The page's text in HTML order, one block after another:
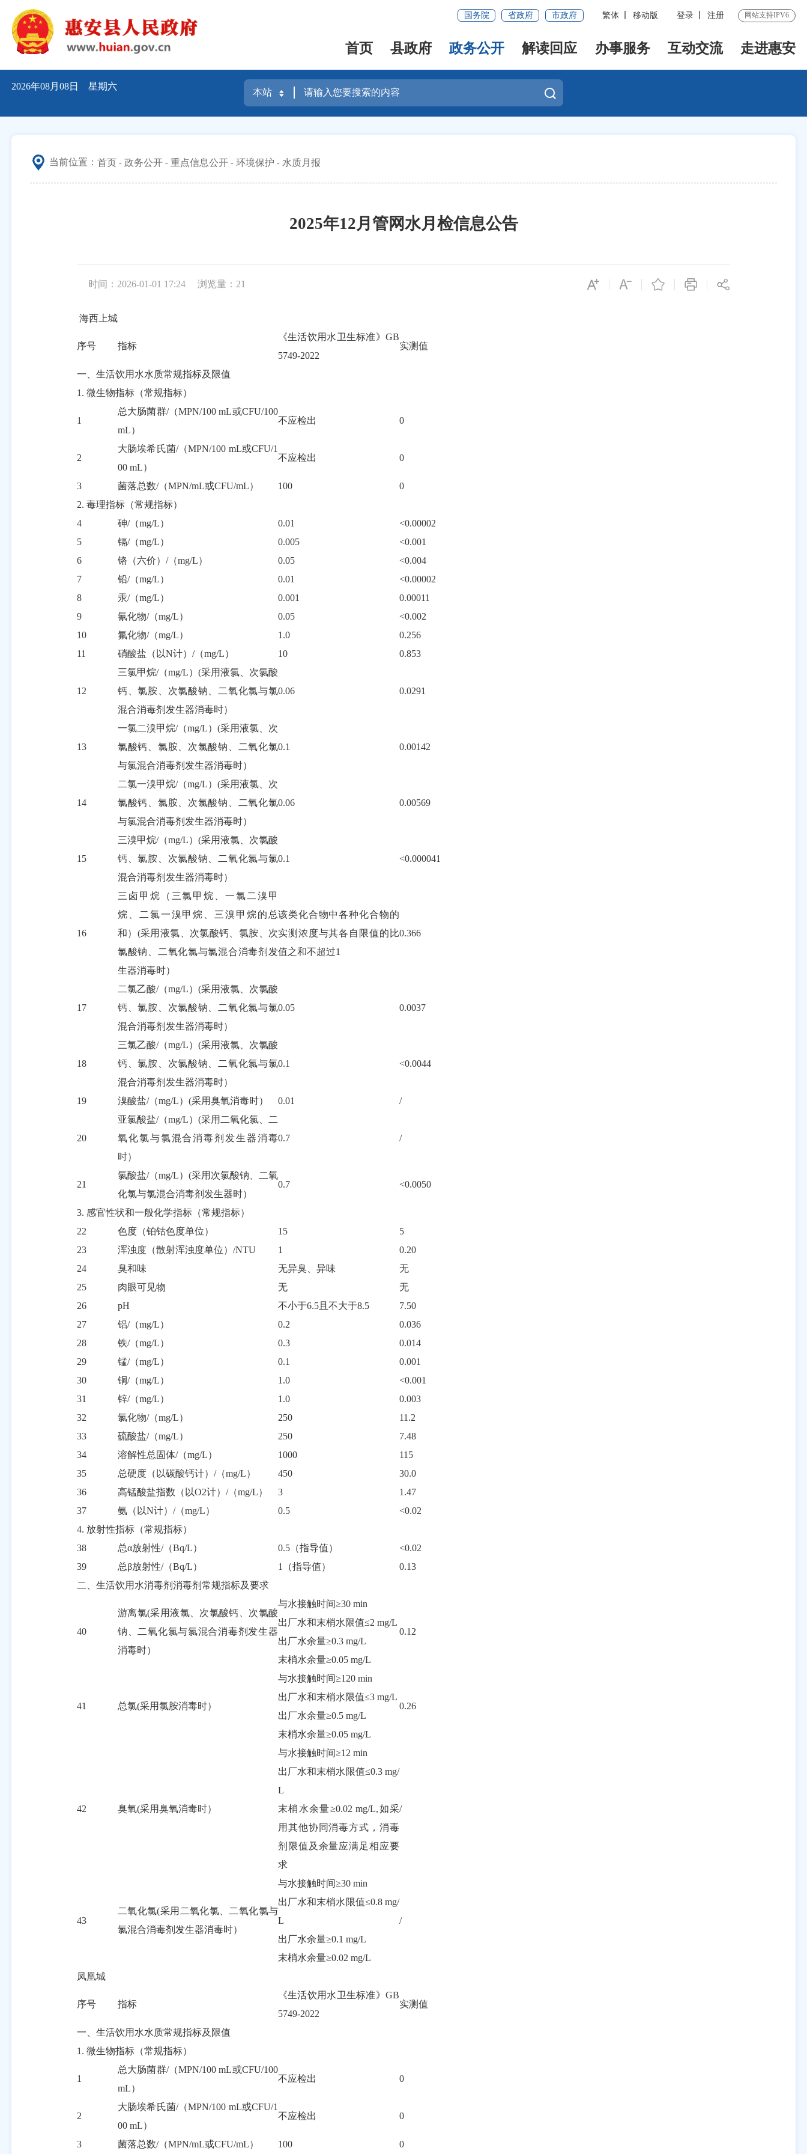
国务院 省政府 市政府 繁体 移动版 登录 注册 网站支持IPV6
首页 县政府 政务公开 解读回应 办事服务 互动交流 走进惠安
2026年08月08日 星期六
当前位置： 首页 政务公开 重点信息公开 环境保护 水质月报
2025年12月管网水月检信息公告
时间：2026-01-01 17:24 浏览量： 21
海西上城
序号 指标
《生活饮用水卫生标准》 GB
5749-2022
实测值
一、生活饮用水水质常规指标及限值
1. 微生物指标（常规指标）
1
总大肠菌群/（MPN/100 mL或CFU/100
mL）
不应检出 0
2
大肠埃希氏菌/（MPN/100 mL或CFU/1
00 mL）
不应检出 0
3 菌落总数/（MPN/mL或CFU/mL） 100
0
2. 毒理指标（常规指标）
4
砷/（mg/L） 0.01
<0.00002
5
镉/（mg/L） 0.005
<0.001
6
铬（六价） /（mg/L） 0.05
<0.004
7
铅/（mg/L） 0.01
<0.00002
8
汞/（mg/L） 0.001
0.00011
9
氰化物/（mg/L） 0.05
<0.002
10
氟化物/（mg/L） 1.0
0.256
11
硝酸盐（以N计） /（mg/L） 10 0.853
12
三氯甲烷/（mg/L） (采用液氯、次氯酸
钙、氯胺、次氯酸钠、二氧化氯与氯
混合消毒剂发生器消毒时）
0.06 0.0291
13
一氯二溴甲烷/（mg/L） (采用液氯、次
氯酸钙、氯胺、次氯酸钠、二氧化氯
与氯混合消毒剂发生器消毒时）
0.1 0.00142
14
二氯一溴甲烷/（mg/L） (采用液氯、次
氯酸钙、氯胺、次氯酸钠、二氧化氯
与氯混合消毒剂发生器消毒时）
0.06 0.00569
15
三溴甲烷/（mg/L） (采用液氯、次氯酸
钙、氯胺、次氯酸钠、二氧化氯与氯
混合消毒剂发生器消毒时）
0.1 <0.000041
16
三卤甲烷（三氯甲烷、一氯二溴甲
烷、二氯一溴甲烷、三溴甲烷的总
和） (采用液氯、次氯酸钙、氯胺、次
氯酸钠、二氧化氯与氯混合消毒剂发
生器消毒时）
该类化合物中各种化合物的
实测浓度与其各自限值的比
值之和不超过1
0.366
17
二氯乙酸/（mg/L） (采用液氯、次氯酸
钙、氯胺、次氯酸钠、二氧化氯与氯
混合消毒剂发生器消毒时）
0.05 0.0037
18
三氯乙酸/（mg/L） (采用液氯、次氯酸
钙、氯胺、次氯酸钠、二氧化氯与氯
混合消毒剂发生器消毒时）
0.1 <0.0044
19 溴酸盐/（mg/L） (采用臭氧消毒时） 0.01 /
20
亚氯酸盐/（mg/L） (采用二氧化氯、二
氧化氯与氯混合消毒剂发生器消毒
时）
0.7 /
21
氯酸盐/（mg/L） (采用次氯酸钠、二氧
化氯与氯混合消毒剂发生器时）
0.7 <0.0050
3. 感官性状和一般化学指标（常规指标）
22
色度（铂钴色度单位） 15
5
23
浑浊度（散射浑浊度单位） /NTU 1
0.20
24
臭和味 无异臭、异味
无
25
肉眼可见物 无
无
26
pH 不小于6.5且不大于8.5
7.50
27
铝/（mg/L） 0.2
0.036
28
铁/（mg/L） 0.3
0.014
29
锰/（mg/L） 0.1
0.001
30
铜/（mg/L） 1.0
<0.001
31
锌/（mg/L） 1.0
0.003
32
氯化物/（mg/L） 250
11.2
33
硫酸盐/（mg/L） 250
7.48
34
溶解性总固体/（mg/L） 1000
115
35
总硬度（以碳酸钙计） /（mg/L） 450
30.0
36
高锰酸盐指数（以O2计） /（mg/L） 3
1.47
37
氨（以N计） /（mg/L） 0.5
<0.02
4. 放射性指标（常规指标）
38
总α放射性/（Bq/L） 0.5（指导值）
<0.02
39
总β放射性/（Bq/L） 1 （指导值）
0.13
二、生活饮用水消毒剂消毒剂常规指标及要求
40
游离氯(采用液氯、次氯酸钙、次氯酸
钠、二氧化氯与氯混合消毒剂发生器
消毒时）
与水接触时间≥30 min
出厂水和末梢水限值≤2 mg/L
出厂水余量≥0.3 mg/L
末梢水余量≥0.05 mg/L
0.12
41 总氯(采用氯胺消毒时）
与水接触时间≥120 min
出厂水和末梢水限值≤3 mg/L
出厂水余量≥0.5 mg/L
末梢水余量≥0.05 mg/L
0.26
42 臭氧(采用臭氧消毒时）
与水接触时间≥12 min
出厂水和末梢水限值≤0.3 mg/
L
末梢水余量≥0.02 mg/L,如采
用其他协同消毒方式，消毒
剂限值及余量应满足相应要
求
/
43
二氧化氯(采用二氧化氯、二氧化氯与
氯混合消毒剂发生器消毒时）
与水接触时间≥30 min
出厂水和末梢水限值≤0.8 mg/
L
出厂水余量≥0.1 mg/L
末梢水余量≥0.02 mg/L
/
凤凰城
序号 指标
《生活饮用水卫生标准》 GB
5749-2022
实测值
一、生活饮用水水质常规指标及限值
1. 微生物指标（常规指标）
1
总大肠菌群/（MPN/100 mL或CFU/100
mL）
不应检出 0
2
大肠埃希氏菌/（MPN/100 mL或CFU/1
00 mL）
不应检出 0
3 菌落总数/（MPN/mL或CFU/mL） 100 0